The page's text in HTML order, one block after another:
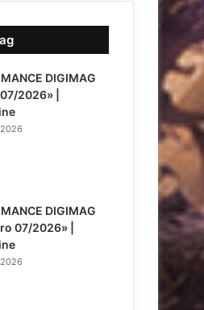
DIGIMAG
2026» |
DIGIMAG
07/2026» |